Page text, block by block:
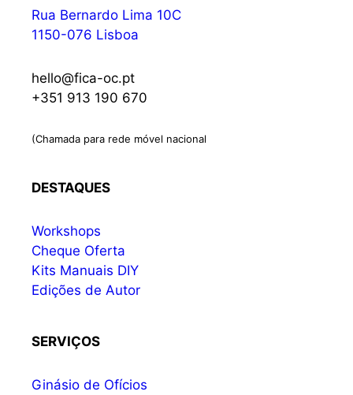
Rua Bernardo Lima 10C
1150-076 Lisboa
hello@fica-oc.pt
+351 913 190 670
(Chamada para rede móvel nacional
DESTAQUES
Workshops
Cheque Oferta
Kits Manuais DIY
Edições de Autor
SERVIÇOS
Ginásio de Ofícios